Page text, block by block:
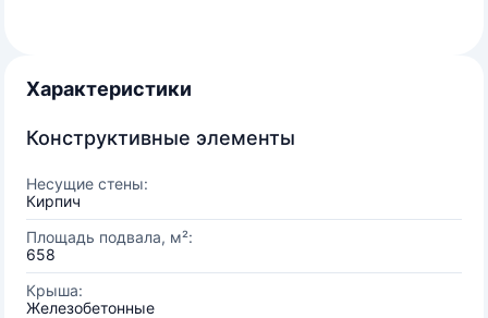
Характеристики
Конструктивные элементы
Несущие стены:
Кирпич
Площадь подвала, м²:
658
Крыша:
Железобетонные